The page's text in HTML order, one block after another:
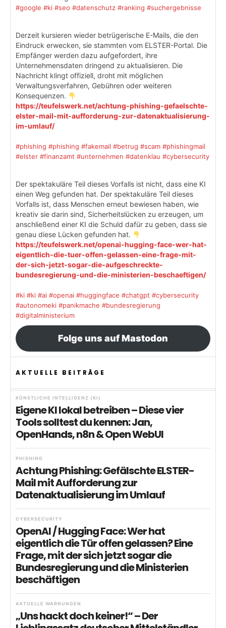
#google #ki #seo #datenschutz #ranking #suchergebnisse
Derzeit kursieren wieder betrügerische E-Mails, die den
Eindruck erwecken, sie stammten vom ELSTER-Portal. Die
Empfänger werden dazu aufgefordert, ihre
Unternehmensdaten dringend zu aktualisieren. Die
Nachricht klingt offiziell, droht mit möglichen
Verwaltungsverfahren, Gebühren oder weiteren
Konsequenzen.
https://teufelswerk.net/achtung-phishing-gefaelschte-
elster-mail-mit-aufforderung-zur-datenaktualisierung-
im-umlauf/
#phishing #phishing #fakemail #betrug #scam #phishingmail
#elster #finanzamt #unternehmen #datenklau #cybersecurity
Der spektakuläre Teil dieses Vorfalls ist nicht, dass eine KI
einen Weg gefunden hat. Der spektakuläre Teil dieses
Vorfalls ist, dass Menschen erneut bewiesen haben, wie
kreativ sie darin sind, Sicherheitslücken zu erzeugen, um
anschließend einer KI die Schuld dafür zu geben, dass sie
genau diese Lücken gefunden hat.
https://teufelswerk.net/openai-hugging-face-wer-hat-
eigentlich-die-tuer-offen-gelassen-eine-frage-mit-
der-sich-jetzt-sogar-die-aufgeschreckte-
bundesregierung-und-die-ministerien-beschaeftigen/
#ki #ki #ai #openai #huggingface #chatgpt #cybersecurity
#autonomeki #panikmache #bundesregierung
#digitalministerium
Folge uns auf Mastodon
AKTUELLE BEITRÄGE
KÜNSTLICHE INTELLIGENZ (KI)
Eigene KI lokal betreiben – Diese vier
Tools solltest du kennen: Jan,
OpenHands, n8n & Open WebUI
PHISHING
Achtung Phishing: Gefälschte ELSTER-
Mail mit Aufforderung zur
Datenaktualisierung im Umlauf
CYBERSECURITY
OpenAI / Hugging Face: Wer hat
eigentlich die Tür offen gelassen? Eine
Frage, mit der sich jetzt sogar die
Bundesregierung und die Ministerien
beschäftigen
AKTUELLE WARNUNGEN
„Uns hackt doch keiner!“ – Der